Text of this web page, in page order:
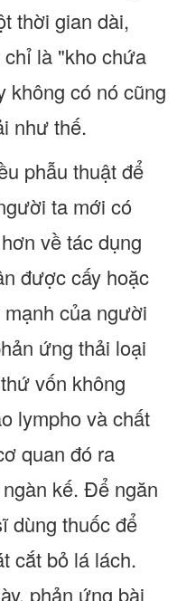
thời gian dài,
là "kho chứa
không có nó cũng
như thế.
phẫu thuật để
ta mới có
về tác dụng
được cấy hoặc
của người
ứng thải loại
vốn không
lympho và chất
quan đó ra
kế. Để ngăn
dùng thuốc để
cắt bỏ lá lách.
phản ứng bài